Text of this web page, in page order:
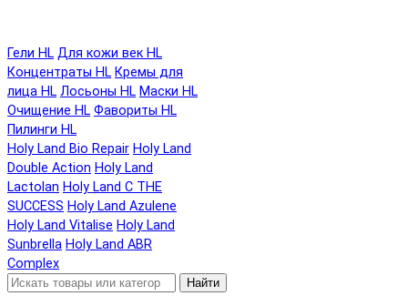
Гели HL Для кожи век HL
Концентраты HL Кремы для
лица HL Лосьоны HL Маски HL
Очищение HL Фавориты HL
Пилинги HL
Holy Land Bio Repair Holy Land
Double Action Holy Land
Lactolan Holy Land C THE
SUCCESS Holy Land Azulene
Holy Land Vitalise Holy Land
Sunbrella Holy Land ABR
Complex
Найти